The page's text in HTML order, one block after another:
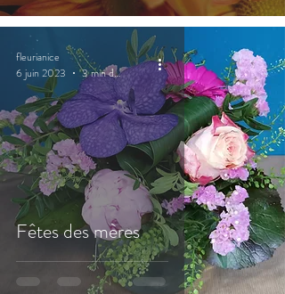
Fêtes des mères
fleurianice
6 juin 2023
3 min de lecture